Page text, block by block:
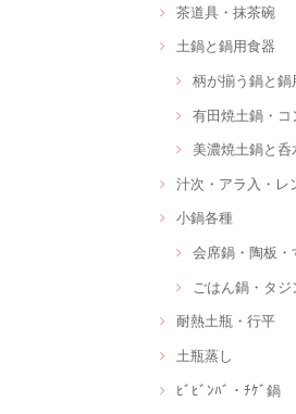
茶道具・抹茶碗
土鍋と鍋用食器
柄が揃う鍋と鍋
有田焼土鍋・コ
美濃焼土鍋と呑
汁次・アラ入・レ
小鍋各種
会席鍋・陶板・
ごはん鍋・タジ
耐熱土瓶・行平
土瓶蒸し
ﾋﾞﾋﾞﾝﾊﾞ・ﾁｹﾞ鍋